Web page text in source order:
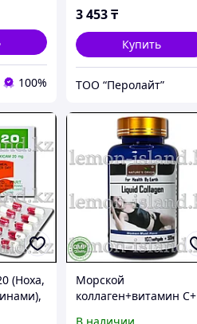
100%
3 453₸
Купить
ТОО “Перолайт”
(Ноха, Морской
коллаген+витамин С+